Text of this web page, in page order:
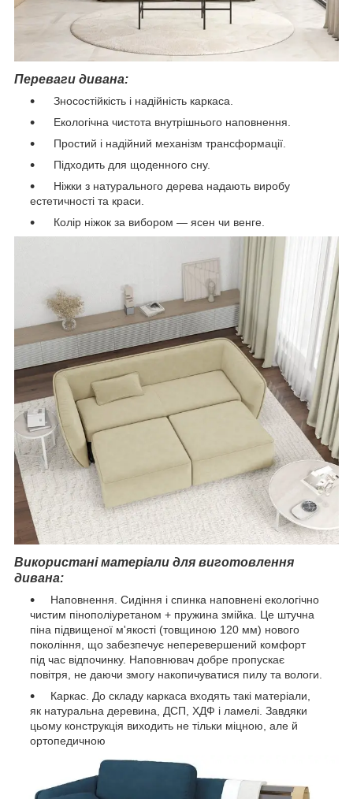
Переваги дивана:
Зносостійкість і надійність каркаса.
Екологічна чистота внутрішнього наповнення.
Простий і надійний механізм трансформації.
Підходить для щоденного сну.
Ніжки з натурального дерева надають виробу
естетичності та краси.
Колір ніжок за вибором — ясен чи венге.
Використані матеріали для виготовлення
дивана:
Наповнення. Сидіння і спинка наповнені екологічно
чистим пінополіуретаном + пружина змійка. Це штучна
піна підвищеної м'якості (товщиною 120 мм) нового
покоління, що забезпечує неперевершений комфорт
під час відпочинку. Наповнювач добре пропускає
повітря, не даючи змогу накопичуватися пилу та вологи.
Каркас. До складу каркаса входять такі матеріали,
як натуральна деревина, ДСП, ХДФ і ламелі. Завдяки
цьому конструкція виходить не тільки міцною, але й
ортопедичною